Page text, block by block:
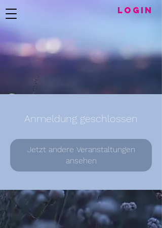
LogIN
Anmeldung geschlossen
Jetzt andere Veranstaltungen
ansehen